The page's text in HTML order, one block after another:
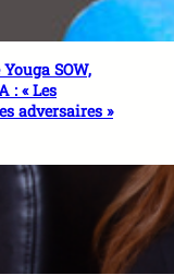
SOW,
: « Les
adversaires »